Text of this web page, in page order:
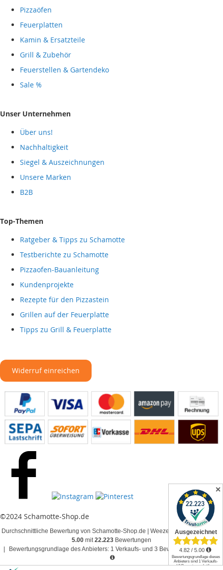
Pizzaöfen
Feuerplatten
Kamin & Ersatzteile
Grill & Zubehör
Feuerstellen & Gartendeko
Sale %
Unser Unternehmen
Über uns!
Nachhaltigkeit
Siegel & Auszeichnungen
Unsere Marken
B2B
Top-Themen
Ratgeber & Tipps zu Schamotte
Testberichte zu Schamotte
Pizzaofen-Bauanleitung
Kundenprojekte
Rezepte für den Pizzastein
Grillen auf der Feuerplatte
Tipps zu Grill & Feuerplatte
Widerruf einreichen
©2024 Schamotte-Shop.de
Durchschnittliche Bewertung von Schamotte-Shop.de | Weeze bei Trustami:4.82 /
5.00 mit22.223 Bewertungen
Bewertungsgrundlage des Anbieters: 1 Verkaufs- und 3 Bewertungsplattformen
✕